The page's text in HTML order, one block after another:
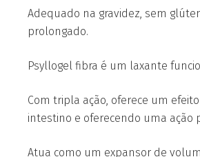
Adequado na gravidez, sem
prolongado.
Psyllogel fibra é um laxante
Com tripla ação, oferece um
intestino e oferecendo uma ação
Atua como um expansor de